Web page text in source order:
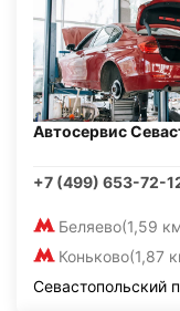
Автосервис
+7 (499) 653-72-
Беляево(1,59
Коньково(1,87
Севастопольский